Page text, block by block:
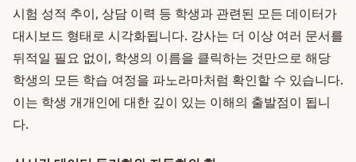
시험 성적 추이, 상담 이력 등 학생과 관련된 모든 데이터가
대시보드 형태로 시각화됩니다. 강사는 더 이상 여러 문서를
뒤적일 필요 없이, 학생의 이름을 클릭하는 것만으로 해당
학생의 모든 학습 여정을 파노라마처럼 확인할 수 있습니다.
이는 학생 개개인에 대한 깊이 있는 이해의 출발점이 됩니
다.